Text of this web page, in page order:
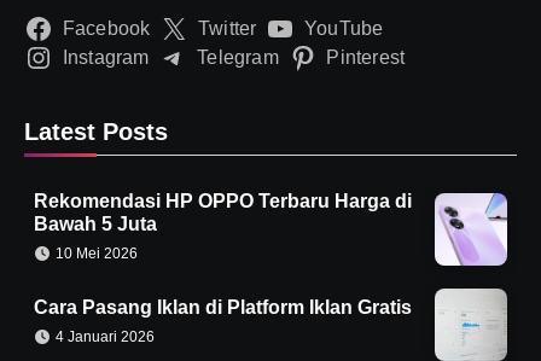
Facebook Twitter
YouTube
Instagram
Telegram Pinterest
Latest Posts
Rekomendasi HP OPPO Terbaru Harga di
Bawah 5 Juta
10 Mei 2026
Cara Pasang Iklan di Platform Iklan Gratis
4 Januari 2026